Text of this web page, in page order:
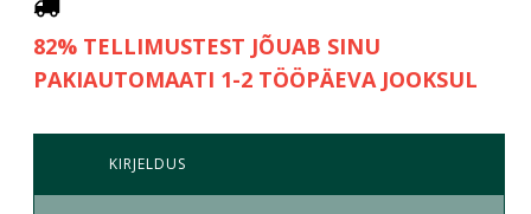
82% TELLIMUSTEST JÕUAB SINU
PAKIAUTOMAATI 1-2 TÖÖPÄEVA JOOKSUL
KIRJELDUS